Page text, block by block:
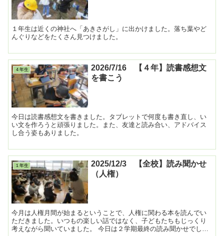
１年生は近くの神社へ「あきさがし」に出かけました。落ち葉やど
んぐりなどをたくさん見つけました。
４年生
2026/7/16 【４年】読書感想文
を書こう
今日は読書感想文を書きました。タブレットで何度も書き直し、い
い文を作ろうと頑張りました。また、友達と読み合い、アドバイス
し合う姿もありました。
１年生
2025/12/3 【全校】読み聞かせ
（人権）
今月は人権月間が始まるということで、人権に関わる本を読んでい
ただきました。いつもの楽しい話ではなく、子どもたちもじっくり
考えながら聞いていました。 今日は２学期最終の読み聞かせでし